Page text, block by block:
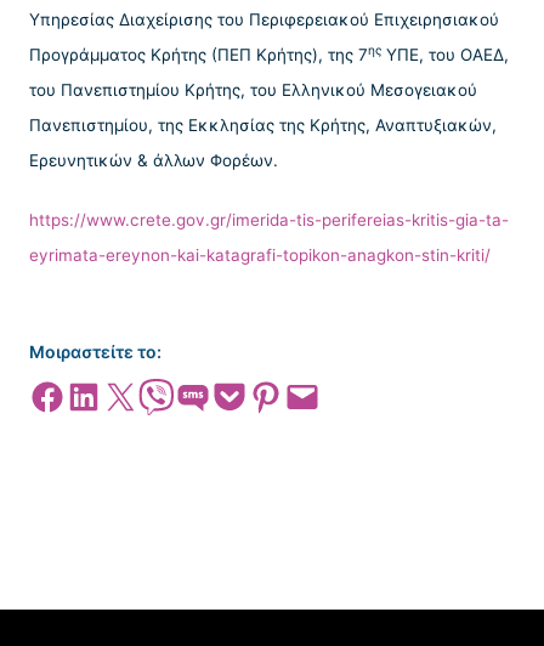
Υπηρεσίας Διαχείρισης του Περιφερειακού Επιχειρησιακού
Προγράμματος Κρήτης (ΠΕΠ Κρήτης), της 7ης ΥΠΕ, του ΟΑΕΔ,
του Πανεπιστημίου Κρήτης, του Ελληνικού Μεσογειακού
Πανεπιστημίου, της Εκκλησίας της Κρήτης, Αναπτυξιακών,
Ερευνητικών & άλλων Φορέων.
https://www.crete.gov.gr/imerida-tis-perifereias-kritis-gia-ta-
eyrimata-ereynon-kai-katagrafi-topikon-anagkon-stin-kriti/
Μοιραστείτε το:
Share on Facebook
Share on LinkedIn
Share on X Share on ViberShare on SMSShare on Pocket
Share on Pinterest
Email this Page